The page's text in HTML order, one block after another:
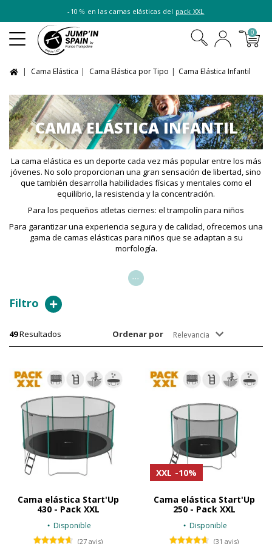
-10 % en las camas elásticas del pack XXL
0
Cama Elástica Cama Elástica por Tipo Cama Elástica Infantil
CAMA ELÁSTICA INFANTIL
La cama elástica es un deporte cada vez más popular entre los más
jóvenes. No solo proporcionan una gran sensación de libertad, sino
que también desarrolla habilidades físicas y mentales como el
equilibrio, la resistencia y la concentración.
Para los pequeños atletas ciernes: el trampolín para niños
Para garantizar una experiencia segura y de calidad, ofrecemos una
gama de camas elásticas para niños que se adaptan a su
morfología.
...
Filtro
49Resultados Ordenar por Relevancia
Cama elástica Start'Up
430 - Pack XXL
Disponible
(27 avis)
XXL -10%
Cama elástica Start'Up
250 - Pack XXL
Disponible
(31 avis)